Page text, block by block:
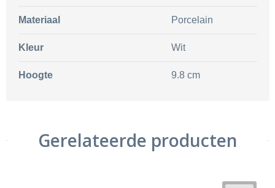
Materiaal Porcelain
Kleur Wit
Hoogte 9.8 cm
Gerelateerde producten